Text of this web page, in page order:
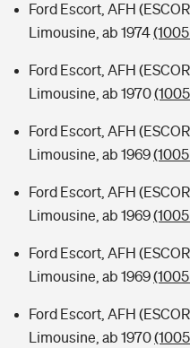
Ford Escort, AFH
Limousine, ab 1974
Ford Escort, AFH
Limousine, ab 1970
Ford Escort, AFH
Limousine, ab 1969
Ford Escort, AFH
Limousine, ab 1969
Ford Escort, AFH
Limousine, ab 1969
Ford Escort, AFH
Limousine, ab 1970